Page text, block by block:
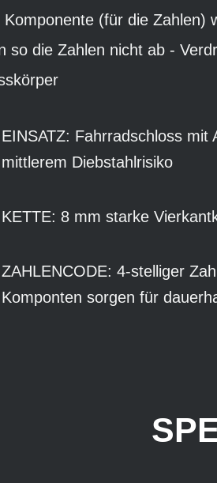
Komponente (für die Zahlen)
so die Zahlen nicht ab -
EINSATZ: Fahrradschloss
mittlerem Diebstahlrisiko
KETTE: 8 mm starke
ZAHLENCODE: 4-stelliger
Komponten sorgen für